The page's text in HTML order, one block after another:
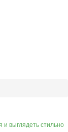
выглядеть стильно